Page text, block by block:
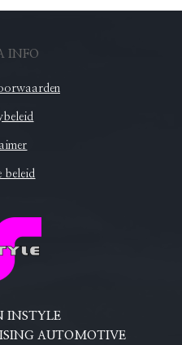
INFO
beleid
INSTYLE
AUTOMOTIVE